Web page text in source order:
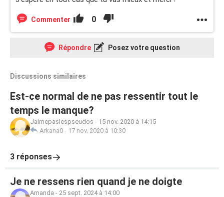
Commenter 0
Répondre Posez votre question
Discussions similaires
Est-ce normal de ne pas ressentir tout le
temps le manque?
Jaimepaslespseudos - 15 nov. 2020 à 14:15
Arkana0 - 17 nov. 2020 à 10:30
3 réponses
Je ne ressens rien quand je ne doigte
Amanda - 25 sept. 2024 à 14:00